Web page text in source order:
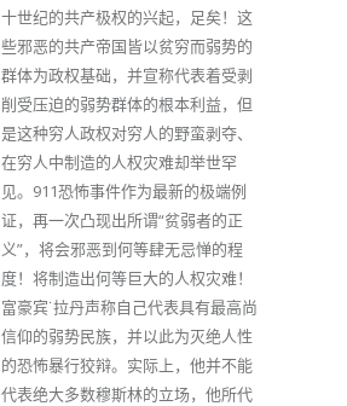
十世纪的共产极权的兴起，足矣！这
些邪恶的共产帝国皆以贫穷而弱势的
群体为政权基础，并宣称代表着受剥
削受压迫的弱势群体的根本利益，但
是这种穷人政权对穷人的野蛮剥夺、
在穷人中制造的人权灾难却举世罕
见。911恐怖事件作为最新的极端例
证，再一次凸现出所谓“贫弱者的正
义”，将会邪恶到何等肆无忌惮的程
度！将制造出何等巨大的人权灾难！
富豪宾˙拉丹声称自己代表具有最高尚
信仰的弱势民族，并以此为灭绝人性
的恐怖暴行狡辩。实际上，他并不能
代表绝大多数穆斯林的立场，他所代